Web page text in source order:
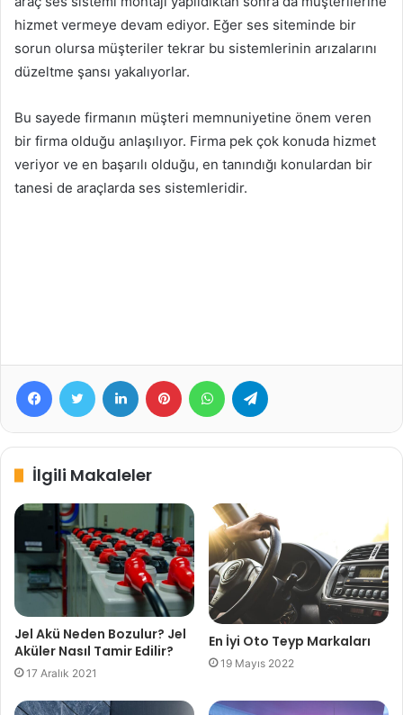
hizmet vermeye devam ediyor. Eğer ses siteminde bir
sorun olursa müşteriler tekrar bu sistemlerinin arızalarını
düzeltme şansı yakalıyorlar.
Bu sayede firmanın müşteri memnuniyetine önem veren
bir firma olduğu anlaşılıyor. Firma pek çok konuda hizmet
veriyor ve en başarılı olduğu, en tanındığı konulardan bir
tanesi de araçlarda ses sistemleridir.
FacebookTwitter LinkedIn Pinterest WhatsApp
İlgili Makaleler
Jel Akü Neden Bozulur? Jel
Aküler Nasıl Tamir Edilir?
17 Aralık 2021
En İyi Oto Teyp Markaları
19 Mayıs 2022